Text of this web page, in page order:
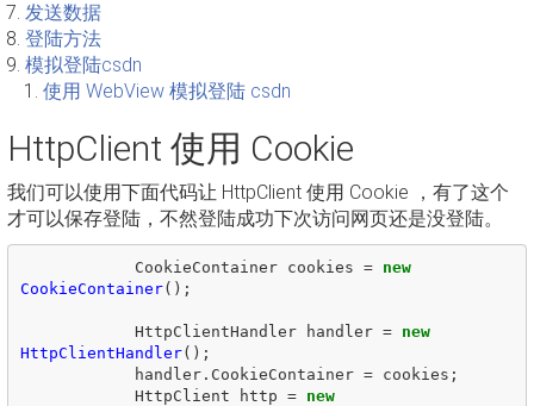
发送数据
登陆方法
模拟登陆csdn
使用 WebView 模拟登陆 csdn
HttpClient 使用 Cookie
我们可以使用下面代码让 HttpClient 使用 Cookie ，有了这个
才可以保存登陆，不然登陆成功下次访问网页还是没登陆。
CookieContainer cookies =
new
CookieContainer();
HttpClientHandler handler =
new
HttpClientHandler();
handler. CookieContainer = cookies ;
HttpClient
http =
new